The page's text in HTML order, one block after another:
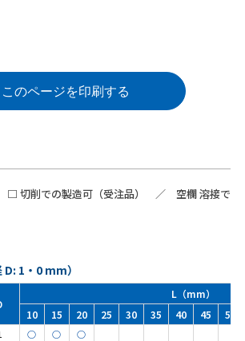
このページを印刷する
□ 切削での製造可（受注品） ／ 空欄 溶接で
1・0 mm）
L（mm）
10
15 20 25 30 35 40 45 50
○ ○
○